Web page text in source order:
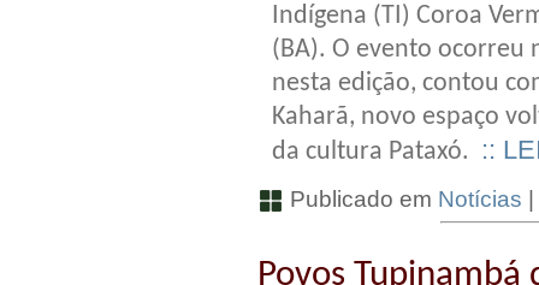
Indígena (TI) Coroa
(BA). O evento ocorreu
nesta edição, contou
Kaharã, novo espaço
da cultura Pataxó. ::
Publicado em Notícias |
Povos Tupinambá